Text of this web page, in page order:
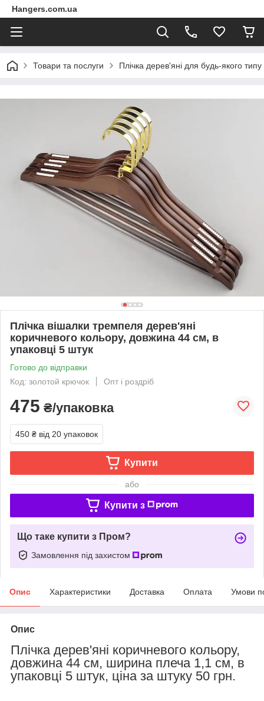
Hangers.com.ua
Товари та послуги Плічка дерев'яні для будь-якого
Плічка вішалки тремпеля дерев'яні
коричневого кольору, довжина 44 см, в
упаковці 5 штук
Готово до відправки
Код: золотой крючок
Опт і роздріб
475 ₴/упаковка
450 ₴ від 20 упаковок
Купити
або
Купити з
Що таке купити з Пром?
Замовлення під захистом
Опис Характеристики Доставка Оплата Умови
Опис
Плічка дерев'яні коричневого кольору,
довжина 44 см, ширина плеча 1,1 см, в
упаковці 5 штук, ціна за штуку 50 грн.